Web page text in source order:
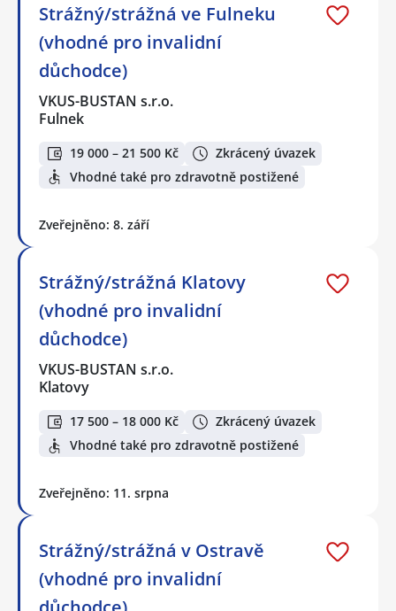
Strážný/strážná ve Fulneku
(vhodné pro invalidní
důchodce)
VKUS-BUSTAN s.r.o.
Fulnek
19 000 – 21 500 Kč
Zkrácený úvazek
Vhodné také pro zdravotně postižené
Zveřejněno: 8. září
Strážný/strážná Klatovy
(vhodné pro invalidní
důchodce)
VKUS-BUSTAN s.r.o.
Klatovy
17 500 – 18 000 Kč
Zkrácený úvazek
Vhodné také pro zdravotně postižené
Zveřejněno: 11. srpna
Strážný/strážná v Ostravě
(vhodné pro invalidní